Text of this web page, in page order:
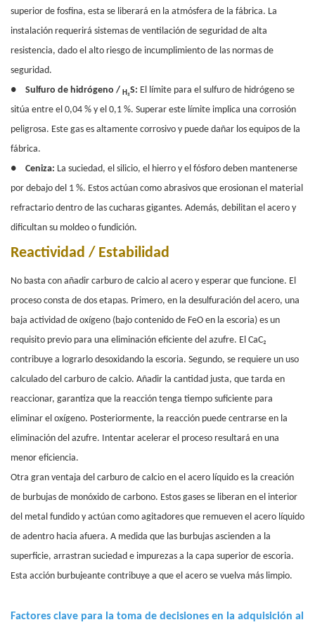
superior de fosfina, esta se liberará en la atmósfera de la fábrica. La
instalación requerirá sistemas de ventilación de seguridad de alta
resistencia, dado el alto riesgo de incumplimiento de las normas de
seguridad.
●
Sulfuro de hidrógeno / H₂S: El límite para el sulfuro de hidrógeno se
sitúa entre el 0,04 % y el 0,1 %. Superar este límite implica una corrosión
peligrosa. Este gas es altamente corrosivo y puede dañar los equipos de la
fábrica.
●
Ceniza: La suciedad, el silicio, el hierro y el fósforo deben mantenerse
por debajo del 1 %. Estos actúan como abrasivos que erosionan el material
refractario dentro de las cucharas gigantes. Además, debilitan el acero y
dificultan su moldeo o fundición.
Reactividad / Estabilidad
No basta con añadir carburo de calcio al acero y esperar que funcione. El
proceso consta de dos etapas. Primero, en la desulfuración del acero, una
baja actividad de oxígeno (bajo contenido de FeO en la escoria) es un
requisito previo para una eliminación eficiente del azufre. El CaC₂
contribuye a lograrlo desoxidando la escoria. Segundo, se requiere un uso
calculado del carburo de calcio. Añadir la cantidad justa, que tarda en
reaccionar, garantiza que la reacción tenga tiempo suficiente para
eliminar el oxígeno. Posteriormente, la reacción puede centrarse en la
eliminación del azufre. Intentar acelerar el proceso resultará en una
menor eficiencia.
Otra gran ventaja del carburo de calcio en el acero líquido es la creación
de burbujas de monóxido de carbono. Estos gases se liberan en el interior
del metal fundido y actúan como agitadores que remueven el acero líquido
de adentro hacia afuera. A medida que las burbujas ascienden a la
superficie, arrastran suciedad e impurezas a la capa superior de escoria.
Esta acción burbujeante contribuye a que el acero se vuelva más limpio.
Factores clave para la toma de decisiones en la adquisición al